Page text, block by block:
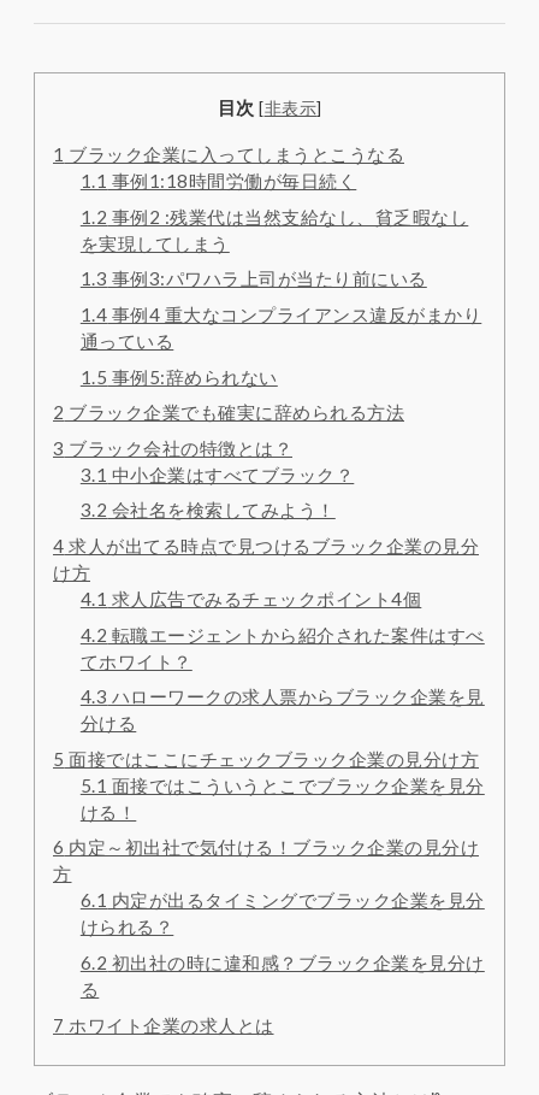
目次 [非表示]
1 ブラック企業に入ってしまうとこうなる
1.1 事例1:18時間労働が毎日続く
1.2 事例2 :残業代は当然支給なし、貧乏暇なし
を実現してしまう
1.3 事例3:パワハラ上司が当たり前にいる
1.4 事例4 重大なコンプライアンス違反がまかり
通っている
1.5 事例5:辞められない
2 ブラック企業でも確実に辞められる方法
3 ブラック会社の特徴とは？
3.1 中小企業はすべてブラック？
3.2 会社名を検索してみよう！
4 求人が出てる時点で見つけるブラック企業の見分
け方
4.1 求人広告でみるチェックポイント4個
4.2 転職エージェントから紹介された案件はすべ
てホワイト？
4.3 ハローワークの求人票からブラック企業を見
分ける
5 面接ではここにチェックブラック企業の見分け方
5.1 面接ではこういうとこでブラック企業を見分
ける！
6 内定～初出社で気付ける！ブラック企業の見分け
方
6.1 内定が出るタイミングでブラック企業を見分
けられる？
6.2 初出社の時に違和感？ブラック企業を見分け
る
7 ホワイト企業の求人とは